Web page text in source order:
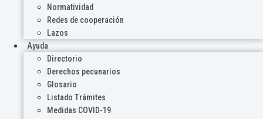
Normatividad
Redes de cooperación
Lazos
Ayuda
Directorio
Derechos pecunarios
Glosario
Listado Trámites
Medidas COVID-19